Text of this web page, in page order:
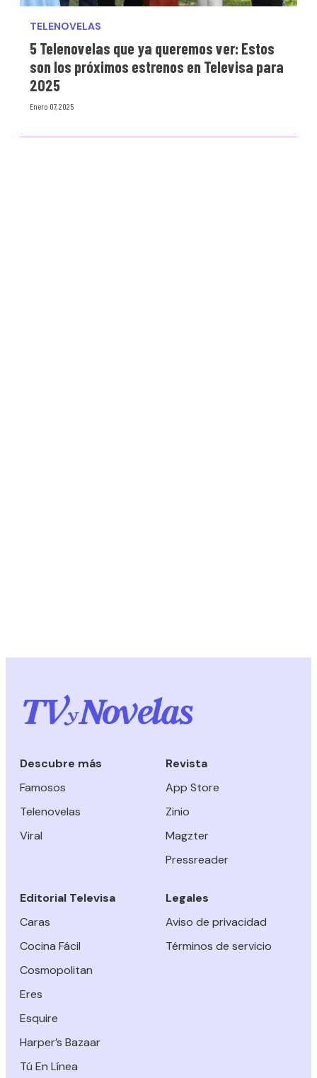
TELENOVELAS
5 Telenovelas que ya queremos ver: Estos
son los próximos estrenos en Televisa para
2025
Enero 07, 2025
Descubre más
Famosos
Telenovelas
Viral
Revista
App Store
Zinio
Magzter
Pressreader
Editorial Televisa
Caras
Cocina Fácil
Cosmopolitan
Eres
Esquire
Harper’s Bazaar
Tú En Línea
Legales
Aviso de privacidad
Términos de servicio